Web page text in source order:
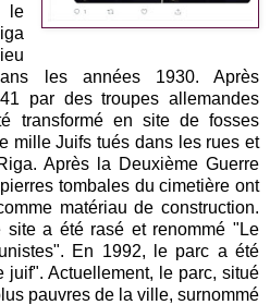
les années 1930. Après
par des troupes allemandes
transformé en site de fosses
mille Juifs tués dans les rues et
Après la Deuxième Guerre
tombales du cimetière ont
matériau de construction.
site a été rasé et renommé "Le
En 1992, le parc a été
Actuellement, le parc, situé
pauvres de la ville, surnommé